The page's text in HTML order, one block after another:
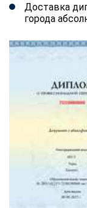
Доставка
города